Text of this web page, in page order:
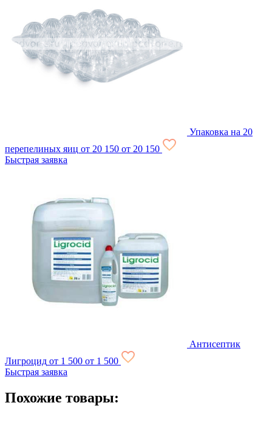
Упаковка на 20
перепелиных яиц от 20 150 от 20 150
Быстрая заявка
Антисептик
Лигроцид от 1 500 от 1 500
Быстрая заявка
Похожие товары: